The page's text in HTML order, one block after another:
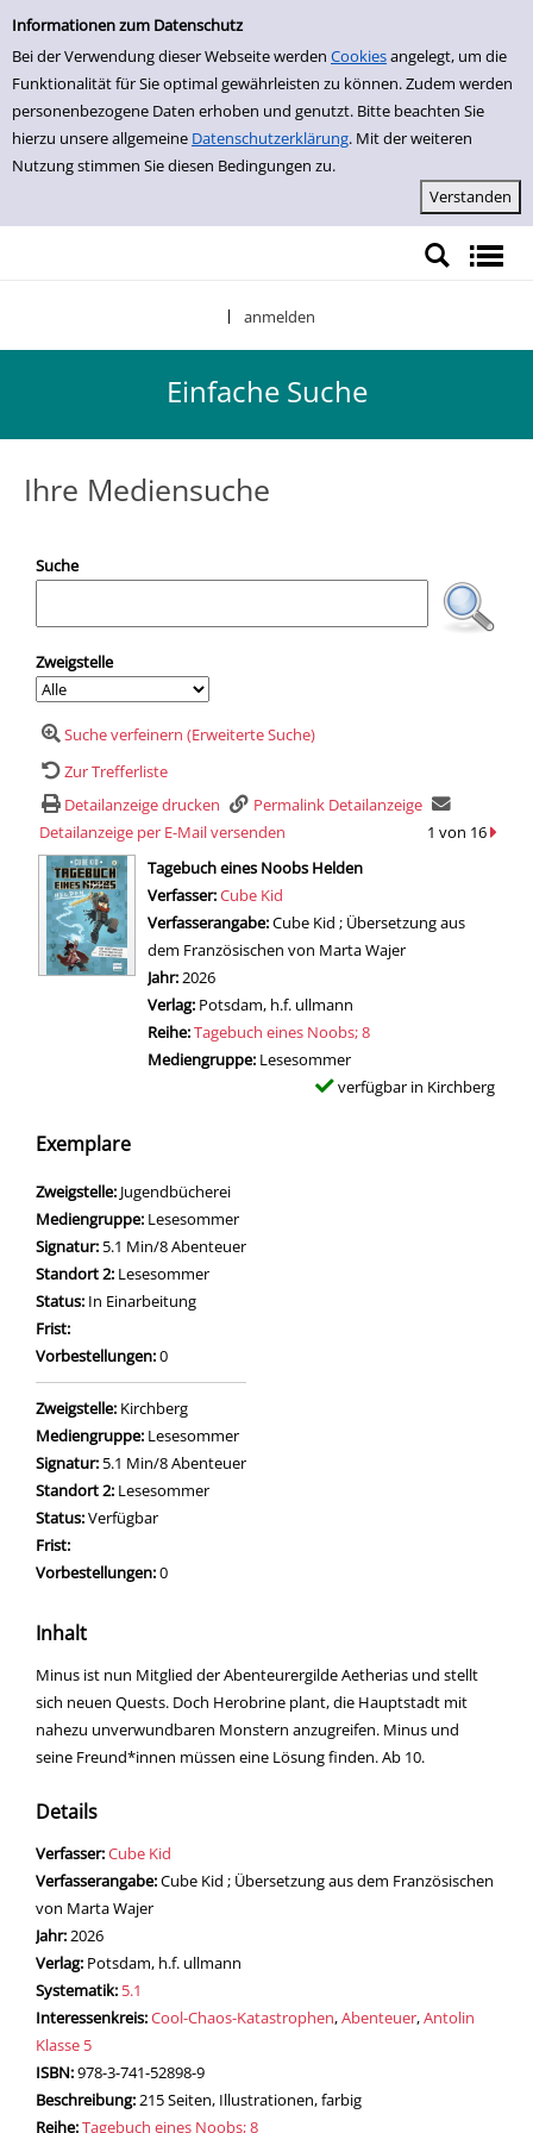
Einfache Suche
Informationen zum Datenschutz
Bei der Verwendung dieser Webseite werden Cookiesangelegt, um die
Funktionalität für Sie optimal gewährleisten zu können. Zudem werden
personenbezogene Daten erhoben und genutzt. Bitte beachten Sie
hierzu unsere allgemeine Datenschutzerklärung. Mit der weiteren
Nutzung stimmen Sie diesen Bedingungen zu.
Zur Detailanzeige springen
anmelden
Einfache Suche
Ihre Mediensuche
Suche
Zweigstelle
Suche verfeinern (Erweiterte Suche)
Zur Trefferliste
Detailanzeige drucken
Permalink Detailanzeige
Detailanzeige per E-Mail versenden
1 von 16zum
wird in neuem Tab geöffnet
Tagebuch eines Noobs Helden
Verfasser:Suche nach diesem Verfasser
Cube Kid
Verfasserangabe:Cube Kid ; Übersetzung aus
dem Französischen von Marta Wajer
Jahr: 2026
Verlag: Potsdam, h.f. ullmann
Reihe:Tagebuch eines Noobs; 8
Mediengruppe: Lesesommer
verfügbar in Kirchberg
Exemplare
Zweigstelle: Jugendbücherei
Mediengruppe: Lesesommer
Signatur: 5.1 Min/8 Abenteuer
Standort 2: Lesesommer
Status: In Einarbeitung
Frist:
Vorbestellungen:0
Zweigstelle: Kirchberg
Mediengruppe: Lesesommer
Signatur: 5.1 Min/8 Abenteuer
Standort 2: Lesesommer
Status:Verfügbar
Frist:
Vorbestellungen:0
Inhalt
Minus ist nun Mitglied der Abenteurergilde Aetherias und stellt
sich neuen Quests. Doch Herobrine plant, die Hauptstadt mit
nahezu unverwundbaren Monstern anzugreifen. Minus und
seine Freund*innen müssen eine Lösung finden. Ab 10.
Details
Verfasser:Suche nach diesem Verfasser
Cube Kid
Verfasserangabe:Cube Kid ; Übersetzung aus dem Französischen
von Marta Wajer
Jahr: 2026
Verlag: Potsdam, h.f. ullmann
opens in new tab
Diesen Link in neuem Tab öffnen
Systematik: Suche nach dieser Systematik
5.1
Interessenkreis:Suche nach diesem Interessenskreis
Cool-Chaos-Katastrophen,Abenteuer,Antolin
Klasse 5
ISBN:978-3-741-52898-9
Beschreibung: 215 Seiten, Illustrationen, farbig
Reihe:Tagebuch eines Noobs; 8